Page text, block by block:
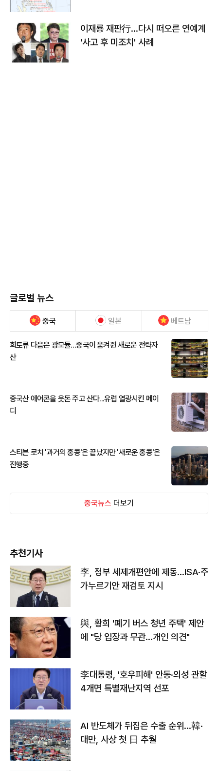
이재룡 재판行…다시 떠오른 연예계
'사고 후 미조치' 사례
글로벌 뉴스
중국 일본 베트남
희토류 다음은 광모듈…중국이 움켜쥔 새로운 전략자
산
중국산 에어콘을 웃돈 주고 산다...유럽 열광시킨 메이
디
스티븐 로치 '과거의 홍콩'은 끝났지만 '새로운 홍콩'은
진행중
중국뉴스 더보기
추천기사
李, 정부 세제개편안에 제동…ISA·주
가누르기안 재검토 지시
與, 황희 '폐기 버스 청년 주택' 제안
에 "당 입장과 무관…개인 의견"
李대통령, '호우피해' 안동·의성 관할
4개면 특별재난지역 선포
AI 반도체가 뒤집은 수출 순위…韓·
대만, 사상 첫 日 추월